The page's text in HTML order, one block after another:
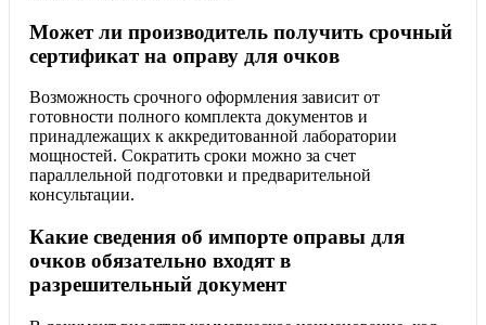
Может ли производитель получить срочный
сертификат на оправу для очков
Возможность срочного оформления зависит от
готовности полного комплекта документов и
принадлежащих к аккредитованной лаборатории
мощностей. Сократить сроки можно за счет
параллельной подготовки и предварительной
консультации.
Какие сведения об импорте оправы для
очков обязательно входят в
разрешительный документ